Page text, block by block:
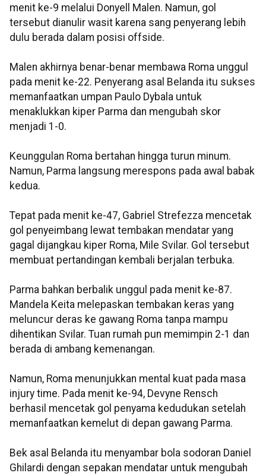
menit ke-9 melalui Donyell Malen. Namun, gol
tersebut dianulir wasit karena sang penyerang lebih
dulu berada dalam posisi offside.
Malen akhirnya benar-benar membawa Roma unggul
pada menit ke-22. Penyerang asal Belanda itu sukses
memanfaatkan umpan Paulo Dybala untuk
menaklukkan kiper Parma dan mengubah skor
menjadi 1-0.
Keunggulan Roma bertahan hingga turun minum.
Namun, Parma langsung merespons pada awal babak
kedua.
Tepat pada menit ke-47, Gabriel Strefezza mencetak
gol penyeimbang lewat tembakan mendatar yang
gagal dijangkau kiper Roma, Mile Svilar. Gol tersebut
membuat pertandingan kembali berjalan terbuka.
Parma bahkan berbalik unggul pada menit ke-87.
Mandela Keita melepaskan tembakan keras yang
meluncur deras ke gawang Roma tanpa mampu
dihentikan Svilar. Tuan rumah pun memimpin 2-1 dan
berada di ambang kemenangan.
Namun, Roma menunjukkan mental kuat pada masa
injury time. Pada menit ke-94, Devyne Rensch
berhasil mencetak gol penyama kedudukan setelah
memanfaatkan kemelut di depan gawang Parma.
Bek asal Belanda itu menyambar bola sodoran Daniel
Ghilardi dengan sepakan mendatar untuk mengubah